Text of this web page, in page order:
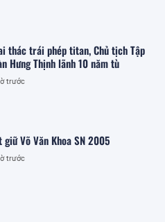
thác trái phép titan, Chủ tịch Tập
Hưng Thịnh lãnh 10 năm tù
trước
giữ Võ Văn Khoa SN 2005
trước